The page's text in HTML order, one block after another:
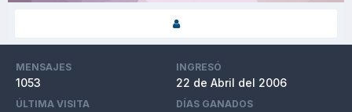
MENSAJES
1053
INGRESÓ
22 de Abril del 2006
ÚLTIMA VISITA DÍAS GANADOS